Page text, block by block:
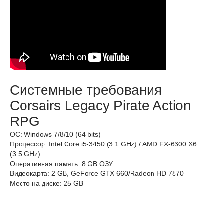
Системные требования
Corsairs Legacy Pirate Action
RPG
ОС: Windows 7/8/10 (64 bits)
Процессор: Intel Core i5-3450 (3.1 GHz) / AMD FX-6300 X6
(3.5 GHz)
Оперативная память: 8 GB ОЗУ
Видеокарта: 2 GB, GeForce GTX 660/Radeon HD 7870
Место на диске: 25 GB